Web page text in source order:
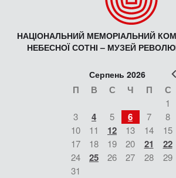
НАЦІОНАЛЬНИЙ МЕМОРІАЛЬНИЙ
НЕБЕСНОЇ СОТНІ – МУЗЕЙ
Серпень 2026
П В С Ч П С
1
3 4 5 6 7 8
10
11 12 13 14 15
17
18 19 20 21 22
24
25 26 27 28 29
31